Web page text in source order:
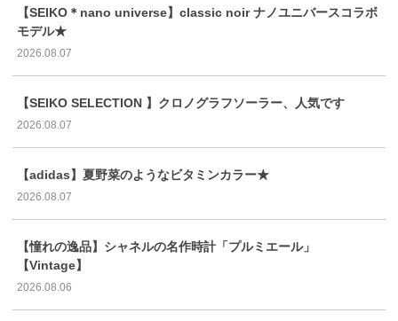
【SEIKO＊nano universe】classic noir ナノユニバースコラボ
モデル★
2026.08.07
【SEIKO SELECTION 】クロノグラフソーラー、人気です
2026.08.07
【adidas】夏野菜のようなビタミンカラー★
2026.08.07
【憧れの逸品】シャネルの名作時計「プルミエール」
【Vintage】
2026.08.06